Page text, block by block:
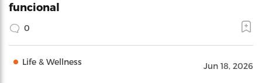
funcional
0
Life & Wellness Jun 18, 2026